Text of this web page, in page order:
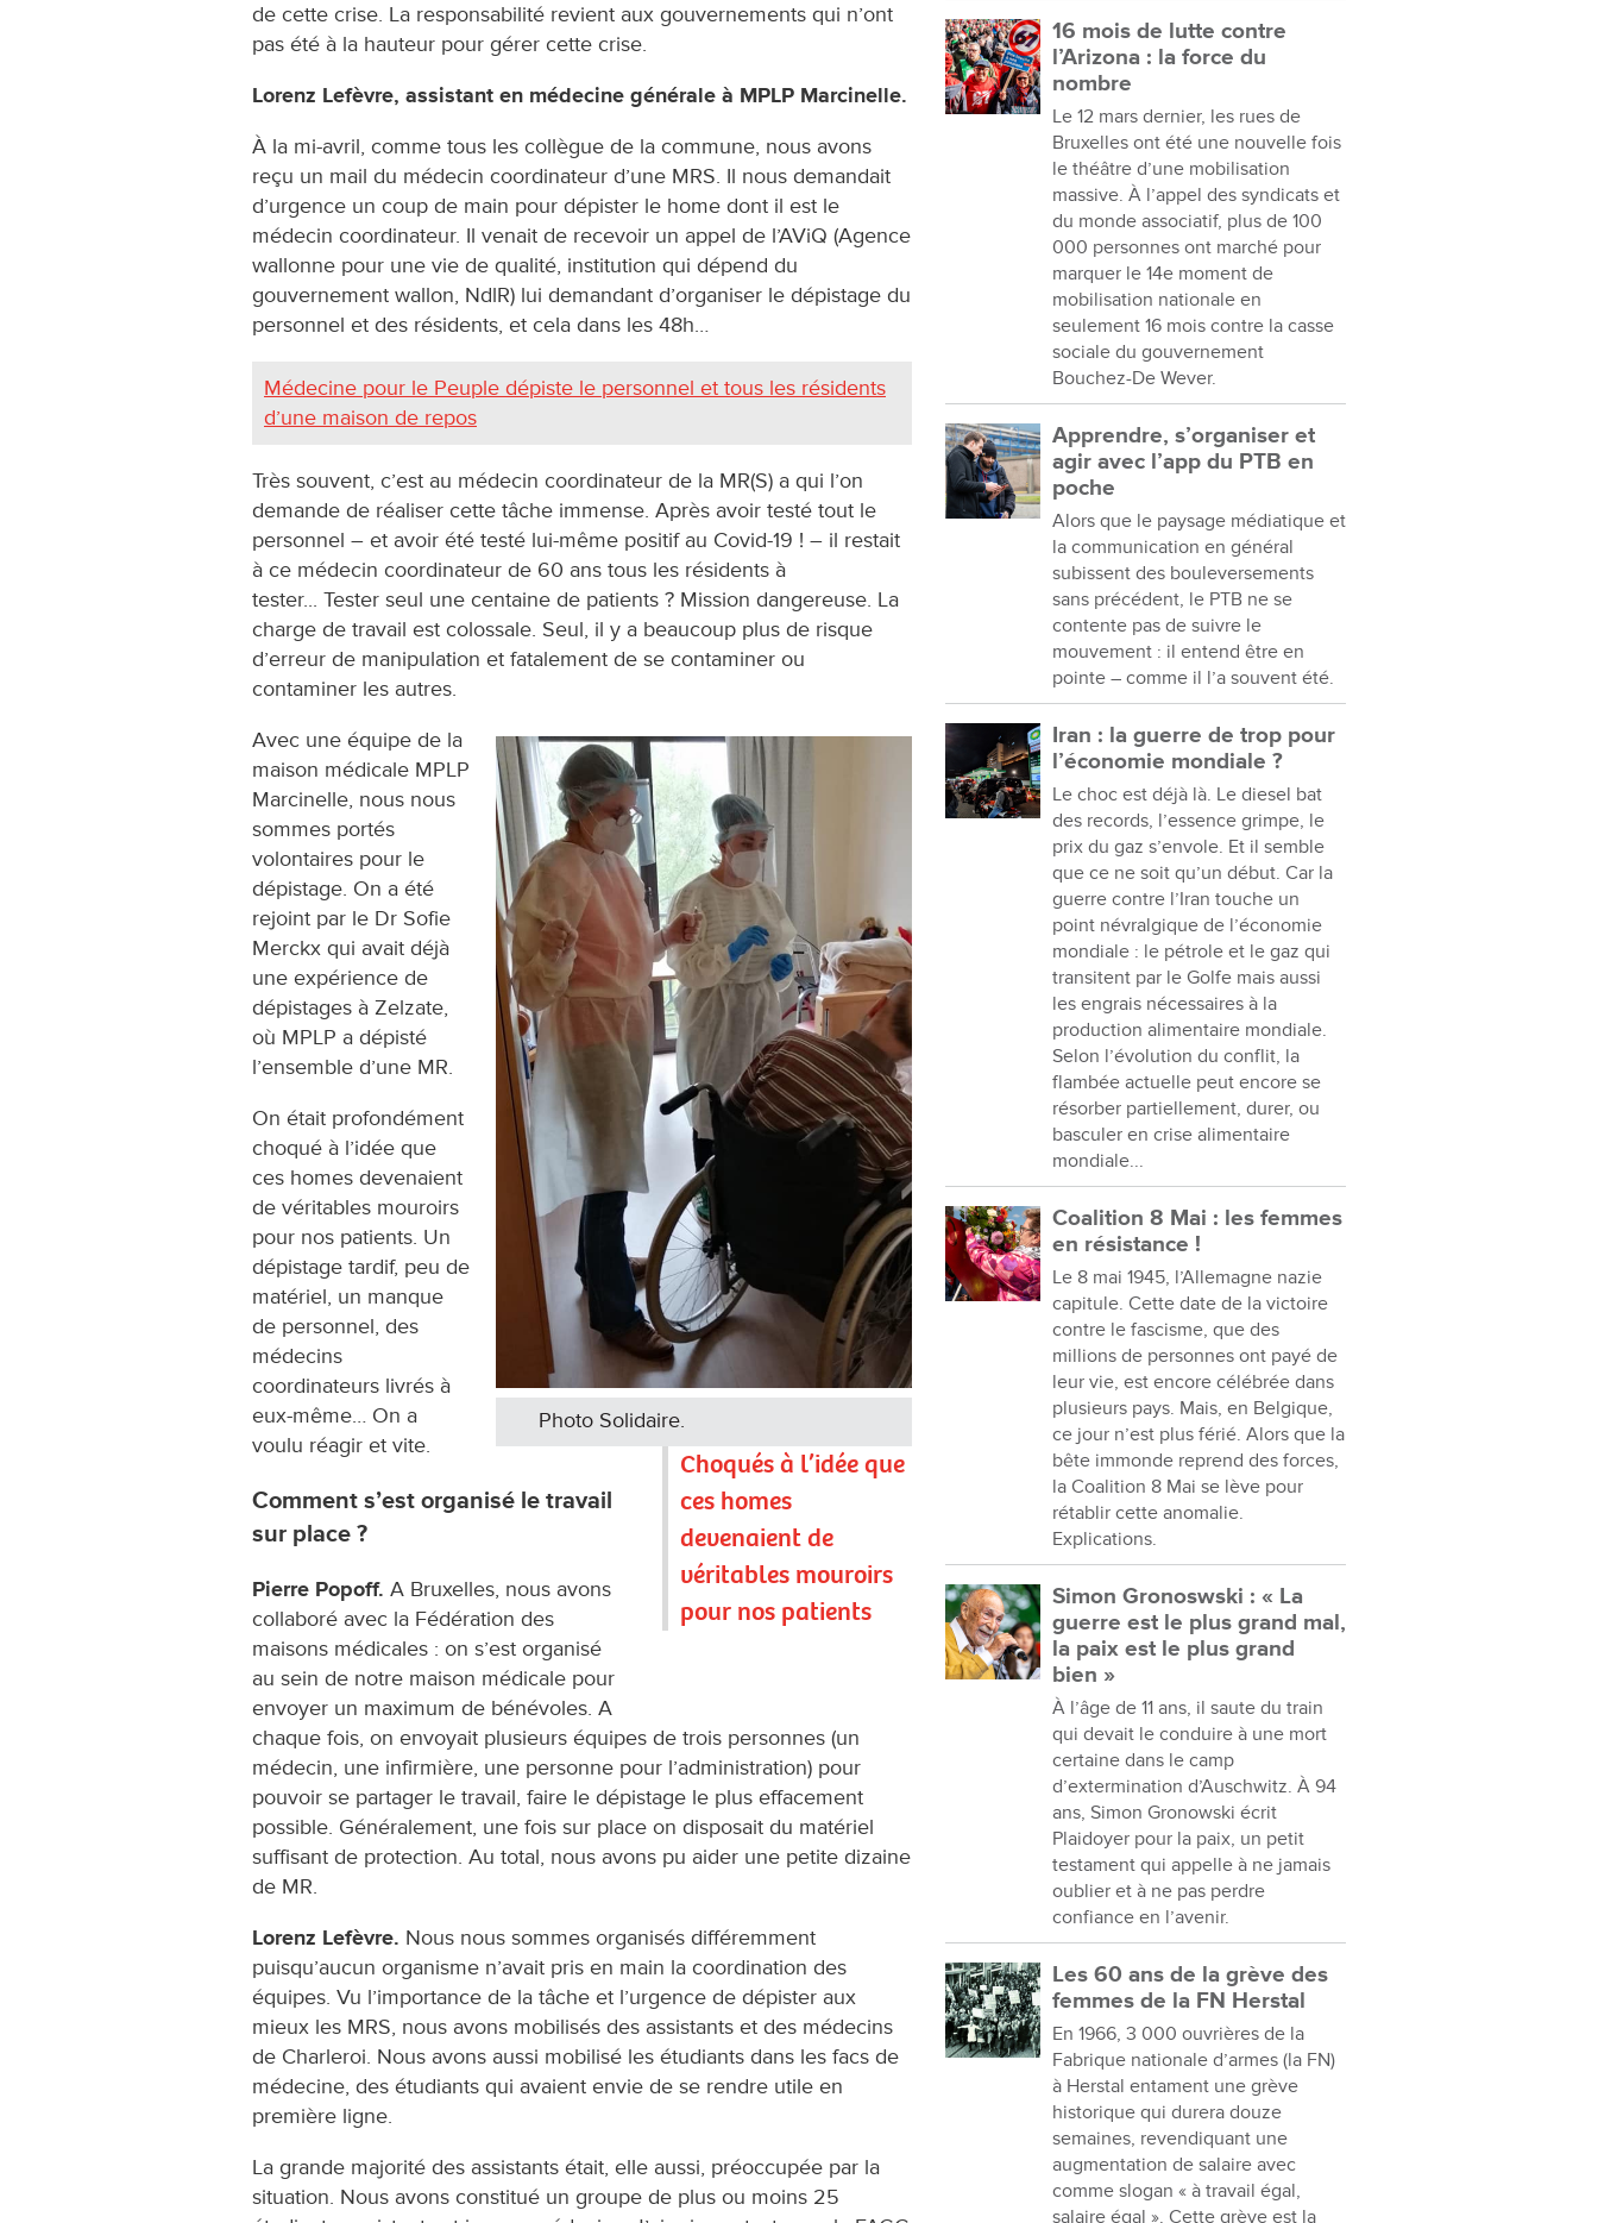
de cette crise. La responsabilité revient aux gouvernements qui n’ont
pas été à la hauteur pour gérer cette crise.
Lorenz Lefèvre, assistant en médecine générale à MPLP Marcinelle.
À la mi-avril, comme tous les collègue de la commune, nous avons
reçu un mail du médecin coordinateur d’une MRS. Il nous demandait
d’urgence un coup de main pour dépister le home dont il est le
médecin coordinateur. Il venait de recevoir un appel de l’AViQ (Agence
wallonne pour une vie de qualité, institution qui dépend du
gouvernement wallon, NdlR) lui demandant d’organiser le dépistage du
personnel et des résidents, et cela dans les 48h…
Médecine pour le Peuple dépiste le personnel et tous les résidents
d’une maison de repos
Très souvent, c’est au médecin coordinateur de la MR(S) a qui l’on
demande de réaliser cette tâche immense. Après avoir testé tout le
personnel – et avoir été testé lui-même positif au Covid-19 ! – il restait
à ce médecin coordinateur de 60 ans tous les résidents à
tester... Tester seul une centaine de patients ? Mission dangereuse. La
charge de travail est colossale. Seul, il y a beaucoup plus de risque
d’erreur de manipulation et fatalement de se contaminer ou
contaminer les autres.
Photo Solidaire.
Avec une équipe de la
maison médicale MPLP
Marcinelle, nous nous
sommes portés
volontaires pour le
dépistage. On a été
rejoint par le Dr Sofie
Merckx qui avait déjà
une expérience de
dépistages à Zelzate,
où MPLP a dépisté
l’ensemble d’une MR.
Choqués à l’idée que
ces homes
devenaient de
véritables mouroirs
pour nos patients
On était profondément
choqué à l’idée que
ces homes devenaient
de véritables mouroirs
pour nos patients. Un
dépistage tardif, peu de
matériel, un manque
de personnel, des
médecins
coordinateurs livrés à
eux-même… On a
voulu réagir et vite.
Comment s’est organisé le travail
sur place ?
Pierre Popoff. A Bruxelles, nous avons
collaboré avec la Fédération des
maisons médicales : on s’est organisé
au sein de notre maison médicale pour
envoyer un maximum de bénévoles. A
chaque fois, on envoyait plusieurs équipes de trois personnes (un
médecin, une infirmière, une personne pour l’administration) pour
pouvoir se partager le travail, faire le dépistage le plus effacement
possible. Généralement, une fois sur place on disposait du matériel
suffisant de protection. Au total, nous avons pu aider une petite dizaine
de MR.
Lorenz Lefèvre. Nous nous sommes organisés différemment
puisqu’aucun organisme n’avait pris en main la coordination des
équipes. Vu l’importance de la tâche et l’urgence de dépister aux
mieux les MRS, nous avons mobilisés des assistants et des médecins
de Charleroi. Nous avons aussi mobilisé les étudiants dans les facs de
médecine, des étudiants qui avaient envie de se rendre utile en
première ligne.
La grande majorité des assistants était, elle aussi, préoccupée par la
situation. Nous avons constitué un groupe de plus ou moins 25
16 mois de lutte contre
l’Arizona : la force du
nombre
Le 12 mars dernier, les rues de
Bruxelles ont été une nouvelle fois
le théâtre d’une mobilisation
massive. À l’appel des syndicats et
du monde associatif, plus de 100
000 personnes ont marché pour
marquer le 14e moment de
mobilisation nationale en
seulement 16 mois contre la casse
sociale du gouvernement
Bouchez-De Wever.
Apprendre, s’organiser et
agir avec l’app du PTB en
poche
Alors que le paysage médiatique et
la communication en général
subissent des bouleversements
sans précédent, le PTB ne se
contente pas de suivre le
mouvement : il entend être en
pointe – comme il l’a souvent été.
Iran : la guerre de trop pour
l’économie mondiale ?
Le choc est déjà là. Le diesel bat
des records, l’essence grimpe, le
prix du gaz s’envole. Et il semble
que ce ne soit qu’un début. Car la
guerre contre l’Iran touche un
point névralgique de l’économie
mondiale : le pétrole et le gaz qui
transitent par le Golfe mais aussi
les engrais nécessaires à la
production alimentaire mondiale.
Selon l’évolution du conflit, la
flambée actuelle peut encore se
résorber partiellement, durer, ou
basculer en crise alimentaire
mondiale...
Coalition 8 Mai : les femmes
en résistance !
Le 8 mai 1945, l’Allemagne nazie
capitule. Cette date de la victoire
contre le fascisme, que des
millions de personnes ont payé de
leur vie, est encore célébrée dans
plusieurs pays. Mais, en Belgique,
ce jour n’est plus férié. Alors que la
bête immonde reprend des forces,
la Coalition 8 Mai se lève pour
rétablir cette anomalie.
Explications.
Simon Gronoswski : « La
guerre est le plus grand mal,
la paix est le plus grand
bien »
À l’âge de 11 ans, il saute du train
qui devait le conduire à une mort
certaine dans le camp
d’extermination d’Auschwitz. À 94
ans, Simon Gronowski écrit
Plaidoyer pour la paix, un petit
testament qui appelle à ne jamais
oublier et à ne pas perdre
confiance en l’avenir.
Les 60 ans de la grève des
femmes de la FN Herstal
En 1966, 3 000 ouvrières de la
Fabrique nationale d’armes (la FN)
à Herstal entament une grève
historique qui durera douze
semaines, revendiquant une
augmentation de salaire avec
comme slogan « à travail égal,
salaire égal ». Cette grève est la